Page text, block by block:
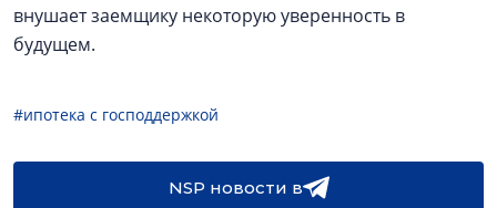
внушает заемщику некоторую уверенность в
будущем.
#ипотека с господдержкой
NSP новости в